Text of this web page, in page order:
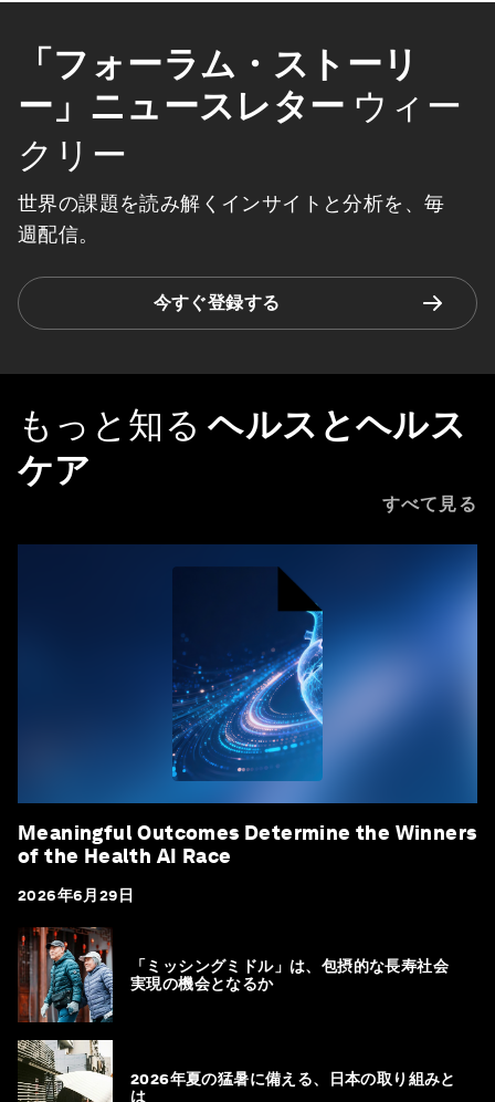
「フォーラム・ストーリ
ー」ニュースレター ウィー
クリー
世界の課題を読み解くインサイトと分析を、毎
週配信。
今すぐ登録する
もっと知る ヘルスとヘルス
ケア
すべて見る
Meaningful Outcomes Determine the Winners
of the Health AI Race
2026年6月29日
「ミッシングミドル」は、包摂的な長寿社会
実現の機会となるか
2026年夏の猛暑に備える、日本の取り組みと
は